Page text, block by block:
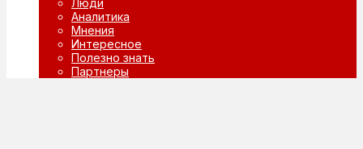
Люди
Аналитика
Мнения
Интересное
Полезно знать
Партнеры